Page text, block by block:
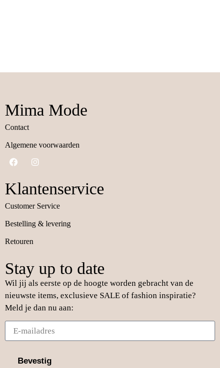
Mima Mode
Contact
Algemene voorwaarden
Klantenservice
Customer Service
Bestelling & levering
Retouren
Stay up to date
Wil jij als eerste op de hoogte worden gebracht van de
nieuwste items, exclusieve SALE of fashion inspiratie?
Meld je dan nu aan:
Bevestig